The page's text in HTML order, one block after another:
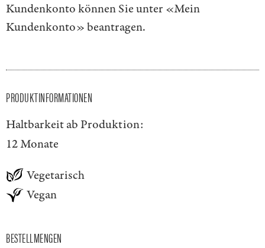
Kundenkonto können Sie unter «Mein
Kundenkonto»beantragen.
PRODUKTINFORMATIONEN
Haltbarkeit ab Produktion:
12 Monate
Vegetarisch
Vegan
BESTELLMENGEN